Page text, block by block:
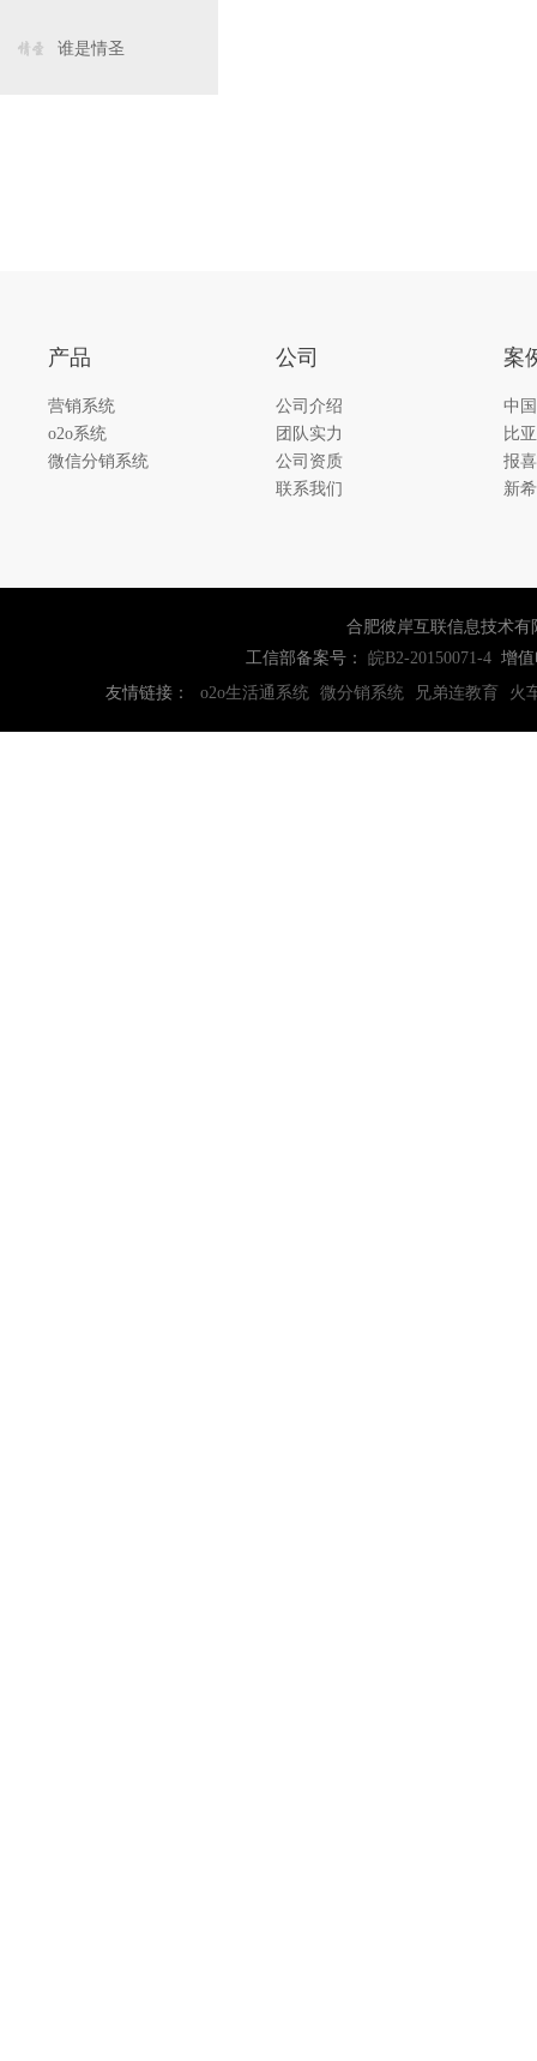
谁是情圣
产品
营销系统
o2o系统
微信分销系统
公司
公司介绍
团队实力
公司资质
联系我们
案
中
比
报
新
合肥彼岸互联信息技术有
工信部备案号： 皖B2-20150071-4增值
友情链接：
o2o生活通系统 微分销系统 兄弟连教育 火